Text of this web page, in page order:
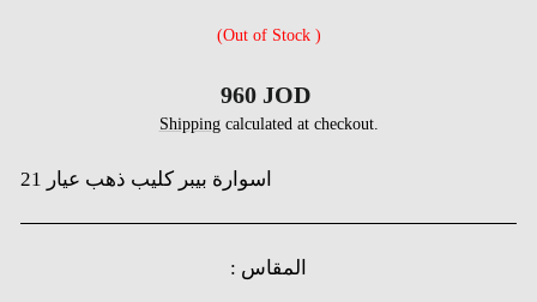
(Out of Stock )
Regular
price
960 JOD
Shippingcalculated at checkout.
21 اسوارة بيبر كليب ذهب عيار
: المقاس